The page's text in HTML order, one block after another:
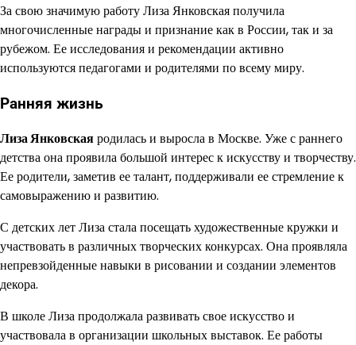
За свою значимую работу Лиза Янковская получила
многочисленные награды и признание как в России, так и за
рубежом. Ее исследования и рекомендации активно
используются педагогами и родителями по всему миру.
Ранняя жизнь
Лиза Янковскаяродилась и выросла в Москве. Уже с раннего
детства она проявила большой интерес к искусству и творчеству.
Ее родители, заметив ее талант, поддерживали ее стремление к
самовыражению и развитию.
С детских лет Лиза стала посещать художественные кружки и
участвовать в различных творческих конкурсах. Она проявляла
непревзойденные навыки в рисовании и создании элементов
декора.
В школе Лиза продолжала развивать свое искусство и
участвовала в организации школьных выставок. Ее работы